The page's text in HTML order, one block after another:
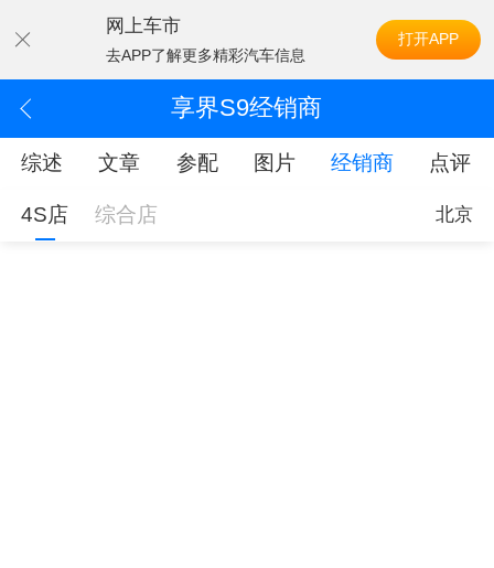
网上车市
去APP了解更多精彩汽车信息
打开APP
享界S9经销商
综述 文章 参配 图片 经销商 点评
4S店 综合店 北京